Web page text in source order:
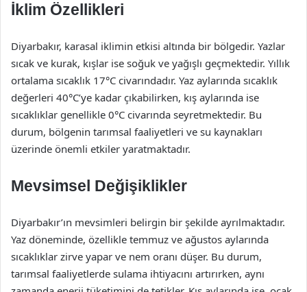
İklim Özellikleri
Diyarbakır, karasal iklimin etkisi altında bir bölgedir. Yazlar
sıcak ve kurak, kışlar ise soğuk ve yağışlı geçmektedir. Yıllık
ortalama sıcaklık 17°C civarındadır. Yaz aylarında sıcaklık
değerleri 40°C’ye kadar çıkabilirken, kış aylarında ise
sıcaklıklar genellikle 0°C civarında seyretmektedir. Bu
durum, bölgenin tarımsal faaliyetleri ve su kaynakları
üzerinde önemli etkiler yaratmaktadır.
Mevsimsel Değişiklikler
Diyarbakır’ın mevsimleri belirgin bir şekilde ayrılmaktadır.
Yaz döneminde, özellikle temmuz ve ağustos aylarında
sıcaklıklar zirve yapar ve nem oranı düşer. Bu durum,
tarımsal faaliyetlerde sulama ihtiyacını artırırken, aynı